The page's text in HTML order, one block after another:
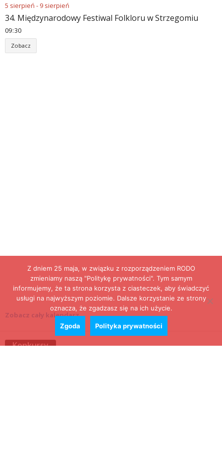
5 sierpień - 9 sierpień
34. Międzynarodowy Festiwal Folkloru w Strzegomiu
09:30
Zobacz
Zobacz cały kalendarz
Konkursy
Z dniem 25 maja, w związku z rozporządzeniem RODO
zmieniamy naszą "Politykę prywatności". Tym samym
informujemy, że ta strona korzysta z ciasteczek, aby świadczyć
usługi na najwyższym poziomie. Dalsze korzystanie ze strony
oznacza, że zgadzasz się na ich użycie.
Zgoda Polityka prywatności